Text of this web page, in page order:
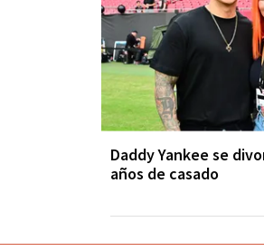
Daddy Yankee se
años de casado